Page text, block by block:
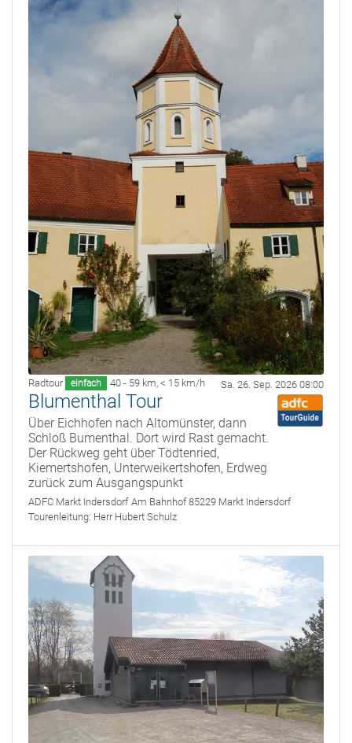
Radtour einfach 40 - 59 km, < 15 km/h Sa. 26. Sep. 2026 08:00
Blumenthal Tour
Über Eichhofen nach Altomünster, dann
Schloß Bumenthal. Dort wird Rast gemacht.
Der Rückweg geht über Tödtenried,
Kiemertshofen, Unterweikertshofen, Erdweg
zurück zum Ausgangspunkt
ADFC Markt Indersdorf Am Bahnhof 85229 Markt Indersdorf
Tourenleitung: Herr Hubert Schulz